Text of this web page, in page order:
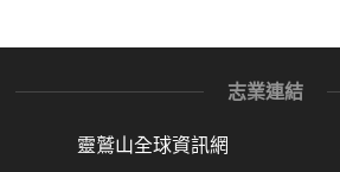
志業連結
靈鷲山全球資訊網